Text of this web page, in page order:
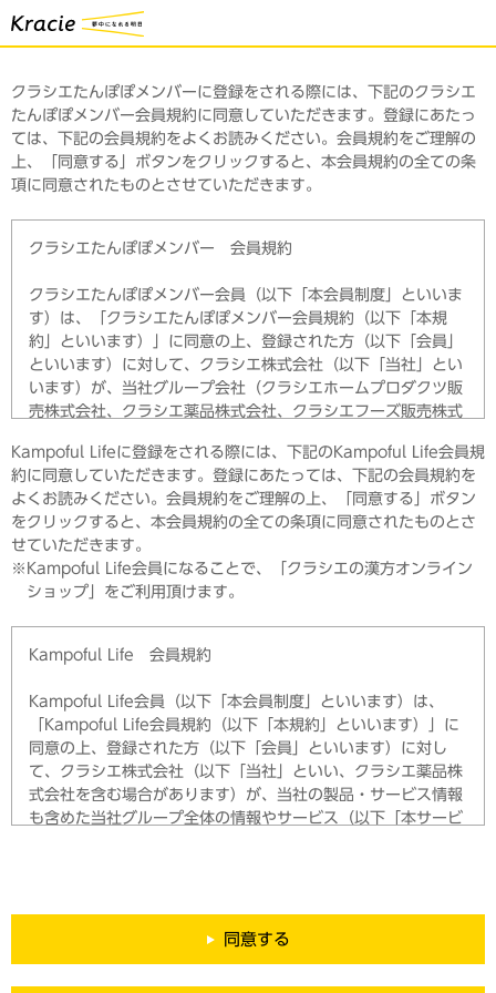
クラシエたんぽぽメンバーに登録をされる際には、下記のクラシエ
たんぽぽメンバー会員規約に同意していただきます。登録にあたっ
ては、下記の会員規約をよくお読みください。会員規約をご理解の
上、「同意する」ボタンをクリックすると、本会員規約の全ての条
項に同意されたものとさせていただきます。
クラシエたんぽぽメンバー 会員規約
クラシエたんぽぽメンバー会員（以下「本会員制度」といいま
す）は、「クラシエたんぽぽメンバー会員規約（以下「本規
約」といいます）」に同意の上、登録された方（以下「会員」
といいます）に対して、クラシエ株式会社（以下「当社」とい
います）が、当社グループ会社（クラシエホームプロダクツ販
売株式会社、クラシエ薬品株式会社、クラシエフーズ販売株式
品・サービス情報も含めた当社グループすべての情報やサービ
ス（以下「本サービス」といいます）のご案内を提供させてい
ただく会員制度となることをあらかじめご了承ください。な
お、本サービスの内容詳細は、https://www.kracie.co.jp/m
ember/about/index.htmlをご確認ください。
ご登録いただいた会員の個人情報は、後述の利用目的の範囲内
人情報の利用にあたっては、当社グループが定める個人情報保
護方針に則り、適正な取扱いに努めます。また、当社グループ
は、ご本人の同意を得た場合、または法令で認められている場
合を除き、個人情報を第三者に提供しません。ただし、利用目
的の達成に必要な範囲内で個人情報の取扱いを第三者に委託す
る場合は、委託先を必要かつ適切な範囲で監督します。
第1条（規約の適用）
本会員制度は、本規約に同意の上、登録した会員のみを対象と
Kampoful Lifeに登録をされる際には、下記のKampoful Life会員規
約に同意していただきます。登録にあたっては、下記の会員規約を
よくお読みください。会員規約をご理解の上、「同意する」ボタン
をクリックすると、本会員規約の全ての条項に同意されたものとさ
せていただきます。
Kampoful Life会員になることで、「クラシエの漢方オンライン
ショップ」をご利用頂けます。
Kampoful Life 会員規約
Kampoful Life会員（以下「本会員制度」といいます）は、
「Kampoful Life会員規約（以下「本規約」といいます）」に
同意の上、登録された方（以下「会員」といいます）に対し
て、クラシエ株式会社（以下「当社」といい、クラシエ薬品株
式会社を含む場合があります）が、当社の製品・サービス情報
も含めた当社グループ全体の情報やサービス（以下「本サービ
about/をご確認ください。
同意する